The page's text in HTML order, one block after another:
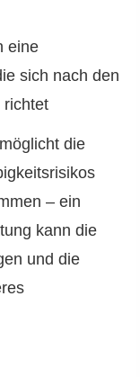
eine
sich nach den
richtet
die
– ein
kann die
und die